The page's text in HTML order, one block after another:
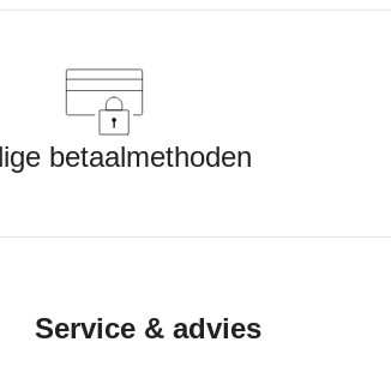
betaalmethoden
Service & advies